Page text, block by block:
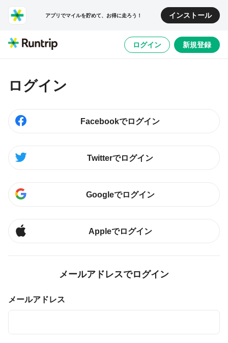
アプリでマイルを貯めて、お得に走ろう！ インストール
ログイン 新規登録
ログイン
Facebookでログイン
Twitterでログイン
Googleでログイン
Appleでログイン
メールアドレスでログイン
メールアドレス